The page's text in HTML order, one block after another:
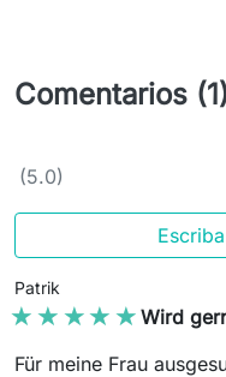
Comentarios
(5.0)
Patrik
★★★★★
★★★★★ Wird
Für meine Frau